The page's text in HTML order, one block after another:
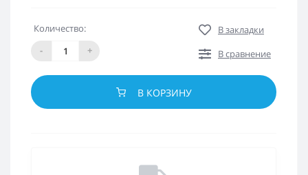
Количество:
-
+
В закладки
В сравнение
В КОРЗИНУ